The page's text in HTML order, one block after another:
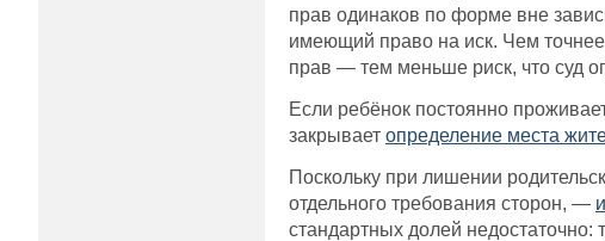
прав одинаков по форме вне
имеющий право на иск. Чем
прав — тем меньше риск, что суд
Если ребёнок постоянно
закрывает определение места
Поскольку при лишении
отдельного требования сторон, —
стандартных долей